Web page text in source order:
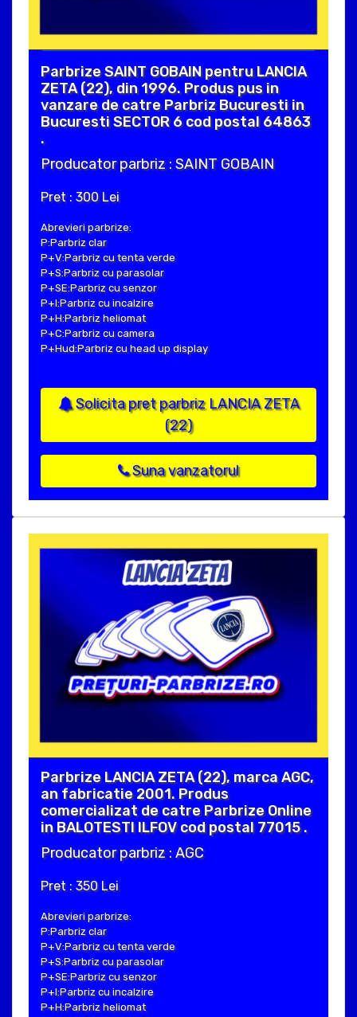
Parbrize SAINT GOBAIN pentru LANCIA
ZETA (22), din 1996. Produs pus in
vanzare de catre Parbriz Bucuresti in
Bucuresti SECTOR 6 cod postal 64863
.
Producator parbriz : SAINT GOBAIN
Pret : 300 Lei
Abrevieri parbrize:
P:Parbriz clar
P+V:Parbriz cu tenta verde
P+S:Parbriz cu parasolar
P+SE:Parbriz cu senzor
P+I:Parbriz cu incalzire
P+H:Parbriz heliomat
P+C:Parbriz cu camera
P+Hud:Parbriz cu head up display
Solicita pret parbriz LANCIA ZETA
(22)
Suna vanzatorul
Parbrize LANCIA ZETA (22), marca AGC,
an fabricatie 2001. Produs
comercializat de catre Parbrize Online
in BALOTESTI ILFOV cod postal 77015 .
Producator parbriz : AGC
Pret : 350 Lei
Abrevieri parbrize:
P:Parbriz clar
P+V:Parbriz cu tenta verde
P+S:Parbriz cu parasolar
P+SE:Parbriz cu senzor
P+I:Parbriz cu incalzire
P+H:Parbriz heliomat